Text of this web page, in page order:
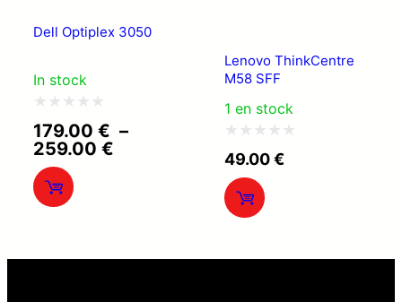
Dell Optiplex 3050
In stock
Note
0
sur
5
179.00€ –
259.00€
Lenovo ThinkCentre
M58 SFF
1 en stock
Note
0
sur
49.00€